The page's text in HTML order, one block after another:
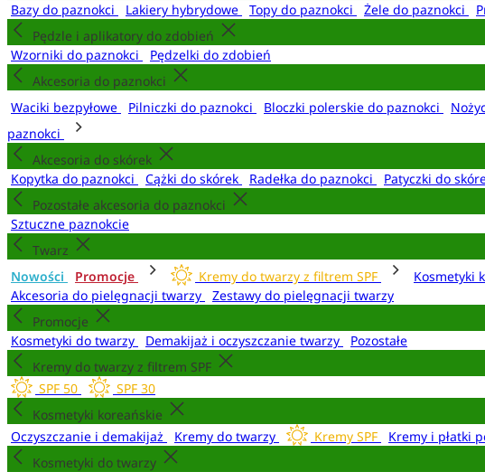
Bazy do paznokci
Lakiery hybrydowe Topy do paznokci Żele do paznokci
Pędzle i aplikatory do zdobień
Wzorniki do paznokci
Pędzelki do zdobień
Akcesoria do paznokci
Waciki bezpyłowe
Pilniczki do paznokci Bloczki polerskie do paznokci
paznokci
Akcesoria do skórek
Kopytka do paznokci
Cążki do skórek Radełka do paznokci
Patyczki do
Pozostałe akcesoria do paznokci
Sztuczne paznokcie
Twarz
Nowości
Promocje Kremy do twarzy z filtrem SPF Kosmetyki
Akcesoria do pielęgnacji twarzy
Zestawy do pielęgnacji twarzy
Promocje
Kosmetyki do twarzy
Demakijaż i oczyszczanie twarzy
Pozostałe
Kremy do twarzy z filtrem SPF
SPF 50
SPF 30
Kosmetyki koreańskie
Oczyszczanie i demakijaż
Kremy do twarzy Kremy SPF Kremy i płatki
Kosmetyki do twarzy